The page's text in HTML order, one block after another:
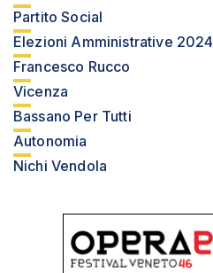
Partito Social
Elezioni Amministrative 2024
Francesco Rucco
Vicenza
Bassano Per Tutti
Autonomia
Nichi Vendola